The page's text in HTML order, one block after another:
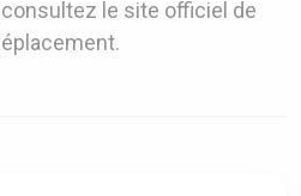
le site officiel de